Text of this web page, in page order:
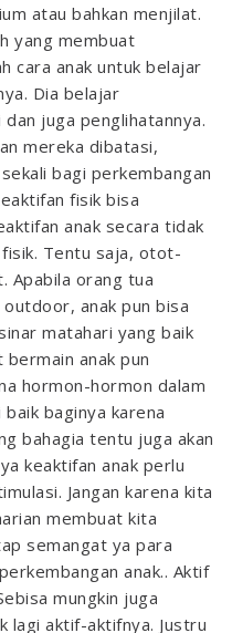
atau bahkan menjilat.
yang membuat
cara anak untuk belajar
Dia belajar
juga penglihatannya.
mereka dibatasi,
bagi perkembangan
fisik bisa
anak secara tidak
Tentu saja, otot-
Apabila orang tua
anak pun bisa
matahari yang baik
bermain anak pun
hormon-hormon dalam
baginya karena
bahagia tentu juga akan
keaktifan anak perlu
Jangan karena kita
membuat kita
semangat ya para
anak.. Aktif
mungkin juga
lagi aktif-aktifnya. Justru